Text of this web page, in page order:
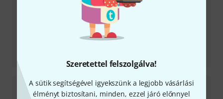
Szeretettel felszolgálva!
A sütik segítségével igyekszünk a legjobb vásárlási
élményt biztosítani, minden, ezzel járó előnnyel